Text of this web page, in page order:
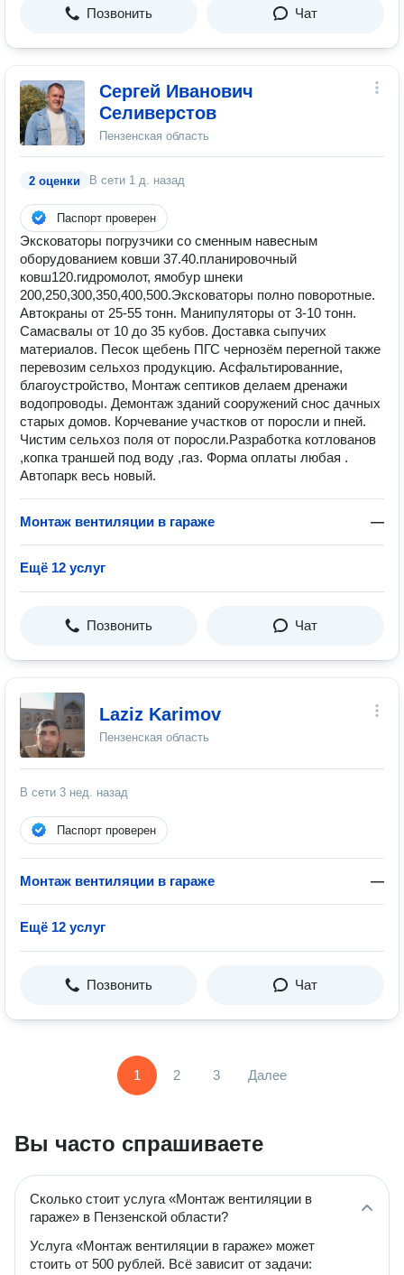
Позвонить Чат
Сергей Иванович
Селиверстов
Пензенская область
2 оценки В сети 1 д. назад
Паспорт проверен
Эксковаторы погрузчики со сменным навесным
оборудованием ковши 37.40.планировочный
ковш120.гидромолот, ямобур шнеки
200,250,300,350,400,500.Эксковаторы полно поворотные.
Автокраны от 25-55 тонн. Манипуляторы от 3-10 тонн.
Самасвалы от 10 до 35 кубов. Доставка сыпучих
материалов. Песок щебень ПГС чернозём перегной также
перевозим сельхоз продукцию. Асфальтированние,
благоустройство, Монтаж септиков делаем дренажи
водопроводы. Демонтаж зданий сооружений снос дачных
старых домов. Корчевание участков от поросли и пней.
Чистим сельхоз поля от поросли.Разработка котлованов
,копка траншей под воду ,газ. Форма оплаты любая .
Автопарк весь новый.
Монтаж вентиляции в гараже —
Ещё 12 услуг
Позвонить Чат
Laziz Karimov
Пензенская область
В сети 3 нед. назад
Паспорт проверен
Монтаж вентиляции в гараже —
Ещё 12 услуг
Позвонить Чат
1 2 3 Далее
Вы часто спрашиваете
Сколько стоит услуга «Монтаж вентиляции в
гараже» в Пензенской области?
Услуга «Монтаж вентиляции в гараже» может
стоить от 500 рублей. Всё зависит от задачи: